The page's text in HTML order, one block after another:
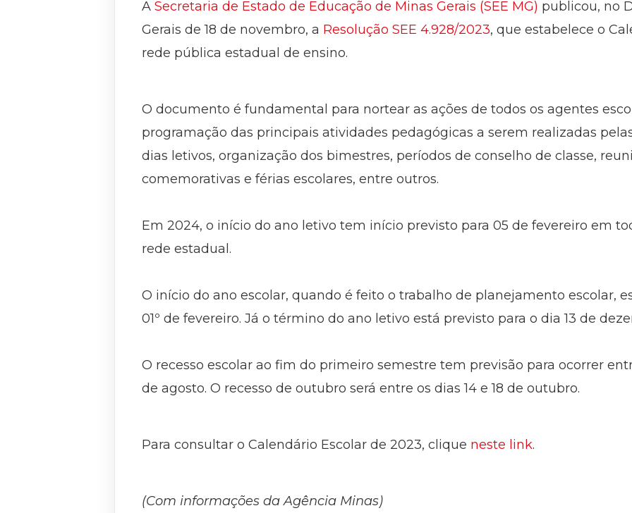
A Secretaria de Estado de Educação de Minas Gerais (SEE MG) publicou, no
Gerais de 18 de novembro, a Resolução SEE 4.928/2023, que estabelece o
rede pública estadual de ensino.
O documento é fundamental para nortear as ações de todos os agentes
programação das principais atividades pedagógicas a serem realizadas
dias letivos, organização dos bimestres, períodos de conselho de classe,
comemorativas e férias escolares, entre outros.
Em 2024, o início do ano letivo tem início previsto para 05 de fevereiro em
rede estadual.
O início do ano escolar, quando é feito o trabalho de planejamento escolar,
01º de fevereiro. Já o término do ano letivo está previsto para o dia 13 de
O recesso escolar ao fim do primeiro semestre tem previsão para ocorrer
de agosto. O recesso de outubro será entre os dias 14 e 18 de outubro.
Para consultar o Calendário Escolar de 2023, clique neste link.
(Com informações da Agência Minas)